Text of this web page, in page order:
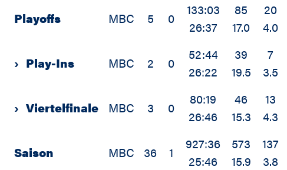
Playoffs MBC 5 0
133:03
26:37
85
17.0
20
4.0
› Play-Ins MBC 2 0
52:44
26:22
39
19.5
7
3.5
› Viertelfinale MBC 3 0
80:19
26:46
46
15.3
13
4.3
Saison MBC 36 1
927:36
25:46
573
15.9
137
3.8